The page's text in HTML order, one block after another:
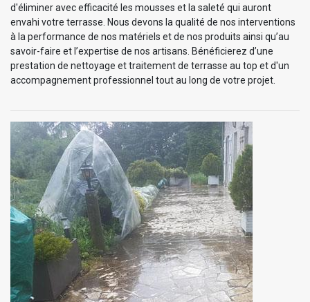
d'éliminer avec efficacité les mousses et la saleté qui auront
envahi votre terrasse. Nous devons la qualité de nos interventions
à la performance de nos matériels et de nos produits ainsi qu’au
savoir-faire et l’expertise de nos artisans. Bénéficierez d’une
prestation de nettoyage et traitement de terrasse au top et d'un
accompagnement professionnel tout au long de votre projet.